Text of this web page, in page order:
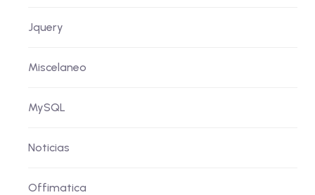
Jquery
Miscelaneo
MySQL
Noticias
Offimatica